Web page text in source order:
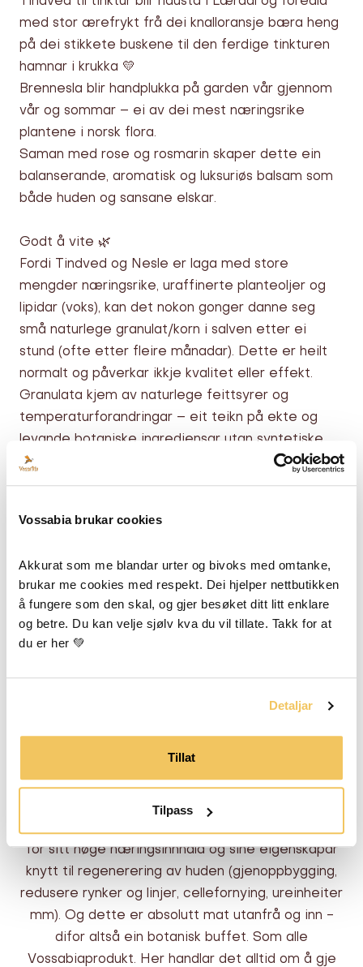
Vossabia brukar cookies
Akkurat som me blandar urter og bivoks med omtanke,
brukar me cookies med respekt. Dei hjelper nettbutikken
å fungere som den skal, og gjer besøket ditt litt enklare
og betre. Du kan velje sjølv kva du vil tillate. Takk for at
du er her 💚
Detaljar
Tillat
Tilpass
med stor ærefrykt frå dei knalloransje bæra heng
på dei stikkete buskene til den ferdige tinkturen
hamnar i krukka 💛
Brennesla blir handplukka på garden vår gjennom
vår og sommar – ei av dei mest næringsrike
plantene i norsk flora.
Saman med rose og rosmarin skaper dette ein
balanserande, aromatisk og luksuriøs balsam som
både huden og sansane elskar.
Godt å vite 🌿
Fordi Tindved og Nesle er laga med store
mengder næringsrike, uraffinerte planteoljer og
lipidar (voks), kan det nokon gonger danne seg
små naturlege granulat/korn i salven etter ei
stund (ofte etter fleire månadar). Dette er heilt
normalt og påverkar ikkje kvalitet eller effekt.
Granulata kjem av naturlege feittsyrer og
temperaturforandringar – eit teikn på ekte og
levande botaniske ingrediensar utan syntetiske
stabilisatorar.
Salven smeltar som regel raskt inn i huden som
så kontakt oss på epost 💛
Detaljar
Brukartips
Kvifor brukar ein Tindved-
og nesle til ansikt?
for sitt høge næringsinnhald og sine eigenskapar
knytt til regenerering av huden (gjenoppbygging,
redusere rynker og linjer, cellefornying, ureinheiter
mm). Og dette er absolutt mat utanfrå og inn -
difor altså ein botanisk buffet. Som alle
Vossabiaprodukt. Her handlar det alltid om å gje